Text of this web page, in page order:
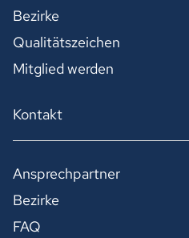
Bezirke
Qualitätszeichen
Mitglied werden
Kontakt
Ansprechpartner
Bezirke
FAQ